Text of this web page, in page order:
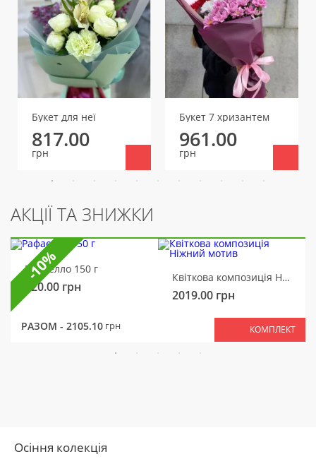
Букет для неї
817.00
грн
Букет 7 хризантем
961.00
грн
АКЦІЇ ТА ЗНИЖКИ
Рафаелло 150 г
320.00 грн
Квіткова композиція Ніжний мотив
2019.00 грн
РАЗОМ - 2105.10 грн КОМПЛЕКТ
-10%
Осіння колекція